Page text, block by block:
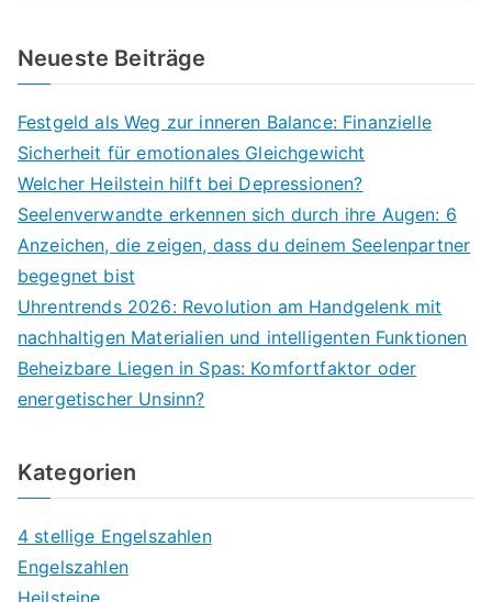
Neueste Beiträge
Festgeld als Weg zur inneren Balance: Finanzielle
Sicherheit für emotionales Gleichgewicht
Welcher Heilstein hilft bei Depressionen?
Seelenverwandte erkennen sich durch ihre Augen: 6
Anzeichen, die zeigen, dass du deinem Seelenpartner
begegnet bist
Uhrentrends 2026: Revolution am Handgelenk mit
nachhaltigen Materialien und intelligenten Funktionen
Beheizbare Liegen in Spas: Komfortfaktor oder
energetischer Unsinn?
Kategorien
4 stellige Engelszahlen
Engelszahlen
Heilsteine